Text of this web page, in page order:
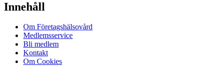
Innehåll
Om Företagshälsovård
Medlemsservice
Bli medlem
Kontakt
Om Cookies